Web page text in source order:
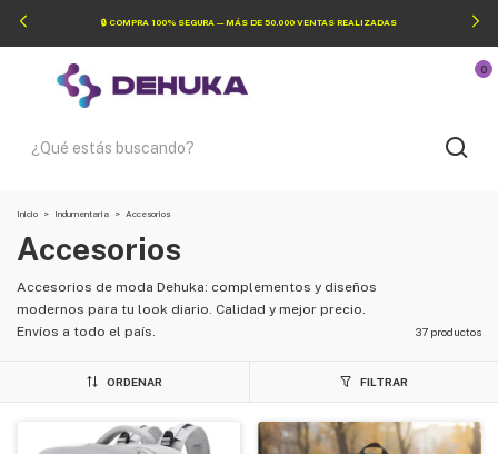
🔒 COMPRA 100% SEGURA — MÁS DE 50.000 VENTAS REALIZADAS
0
Inicio > Indumentaria > Accesorios
Accesorios
Accesorios de moda Dehuka: complementos y diseños
modernos para tu look diario. Calidad y mejor precio.
Envíos a todo el país.
37 productos
ORDENAR FILTRAR